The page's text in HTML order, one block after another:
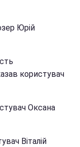
Юрій
користувач
Оксана
Віталій